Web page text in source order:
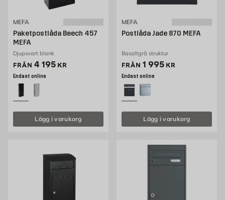
MEFA
Paketpostlåda Beech 457
MEFA
Djupsvart blank
FRÅN Pris 4195 kr
4 195 KR
Endast online
Lägg i varukorg
MEFA
Postlåda Jade 870 MEFA
Basaltgrå struktur
FRÅN Pris 1995 kr
1 995 KR
Endast online
Lägg i varukorg